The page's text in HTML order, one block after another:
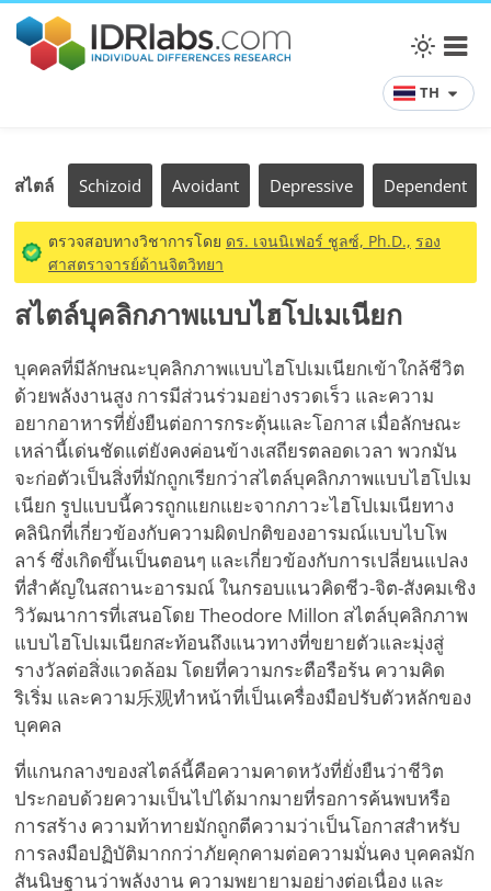
TH
สไตล์ Schizoid Avoidant Depressive Dependent
ตรวจสอบทางวิชาการโดย ดร. เจนนิเฟอร์ ชูลซ์, Ph.D., รอง
ศาสตราจารย์ด้านจิตวิทยา
สไตล์บุคลิกภาพแบบไฮโปเมเนียก
บุคคลที่มีลักษณะบุคลิกภาพแบบไฮโปเมเนียกเข้าใกล้ชีวิต
ด้วยพลังงานสูง การมีส่วนร่วมอย่างรวดเร็ว และความ
อยากอาหารที่ยั่งยืนต่อการกระตุ้นและโอกาส เมื่อลักษณะ
เหล่านี้เด่นชัดแต่ยังคงค่อนข้างเสถียรตลอดเวลา พวกมัน
จะก่อตัวเป็นสิ่งที่มักถูกเรียกว่าสไตล์บุคลิกภาพแบบไฮโปเม
เนียก รูปแบบนี้ควรถูกแยกแยะจากภาวะไฮโปเมเนียทาง
คลินิกที่เกี่ยวข้องกับความผิดปกติของอารมณ์แบบไบโพ
ลาร์ ซึ่งเกิดขึ้นเป็นตอนๆ และเกี่ยวข้องกับการเปลี่ยนแปลง
ที่สำคัญในสถานะอารมณ์ ในกรอบแนวคิดชีว-จิต-สังคมเชิง
วิวัฒนาการที่เสนอโดย Theodore Millon สไตล์บุคลิกภาพ
แบบไฮโปเมเนียกสะท้อนถึงแนวทางที่ขยายตัวและมุ่งสู่
รางวัลต่อสิ่งแวดล้อม โดยที่ความกระตือรือร้น ความคิด
ริเริ่ม และความ乐观ทำหน้าที่เป็นเครื่องมือปรับตัวหลักของ
บุคคล
ที่แกนกลางของสไตล์นี้คือความคาดหวังที่ยั่งยืนว่าชีวิต
ประกอบด้วยความเป็นไปได้มากมายที่รอการค้นพบหรือ
การสร้าง ความท้าทายมักถูกตีความว่าเป็นโอกาสสำหรับ
การลงมือปฏิบัติมากกว่าภัยคุกคามต่อความมั่นคง บุคคลมัก
สันนิษฐานว่าพลังงาน ความพยายามอย่างต่อเนื่อง และ